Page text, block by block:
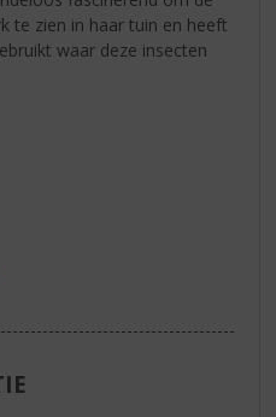
te zien in haar tuin en heeft
waar deze insecten